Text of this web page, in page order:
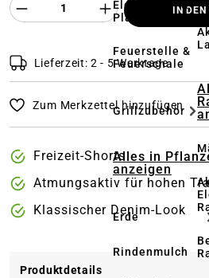
Elektrogrill &
Plancha
Feuerstelle &
Feuerschale
Grillzubehör
Alles in
anzeigen
Erde
Rindenmulch
Produkt Anzahl des IN
Lieferzeit: 2 - 5 Werktage
Zum Merkzettel hinzufügen
Freizeit-Shorts
Atmungsaktiv für hohen
Klassischer Denim-Look
Produktdetails